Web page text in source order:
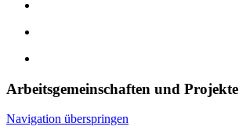
Arbeitsgemeinschaften und Projekte
Navigation überspringen